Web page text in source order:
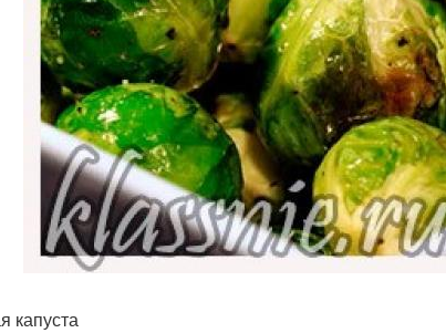
капуста